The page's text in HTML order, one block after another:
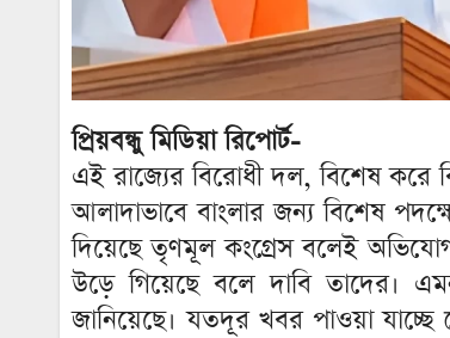
প্রিয়বন্ধু মিডিয়া রিপোর্ট-
এই রাজ্যের বিরোধী দল, বিশেষ করে
আলাদাভাবে বাংলার জন্য বিশেষ
দিয়েছে তৃণমূল কংগ্রেস বলেই
উড়ে গিয়েছে বলে দাবি তাদের।
জানিয়েছে। যতদূর খবর পাওয়া যাচ্ছে